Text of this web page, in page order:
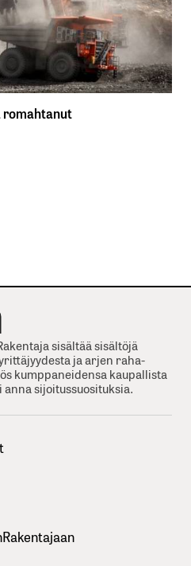
romahtanut
sisältää sisältöjä
ja arjen raha-
kumppaneidensa kaupallista
sijoitussuosituksia.